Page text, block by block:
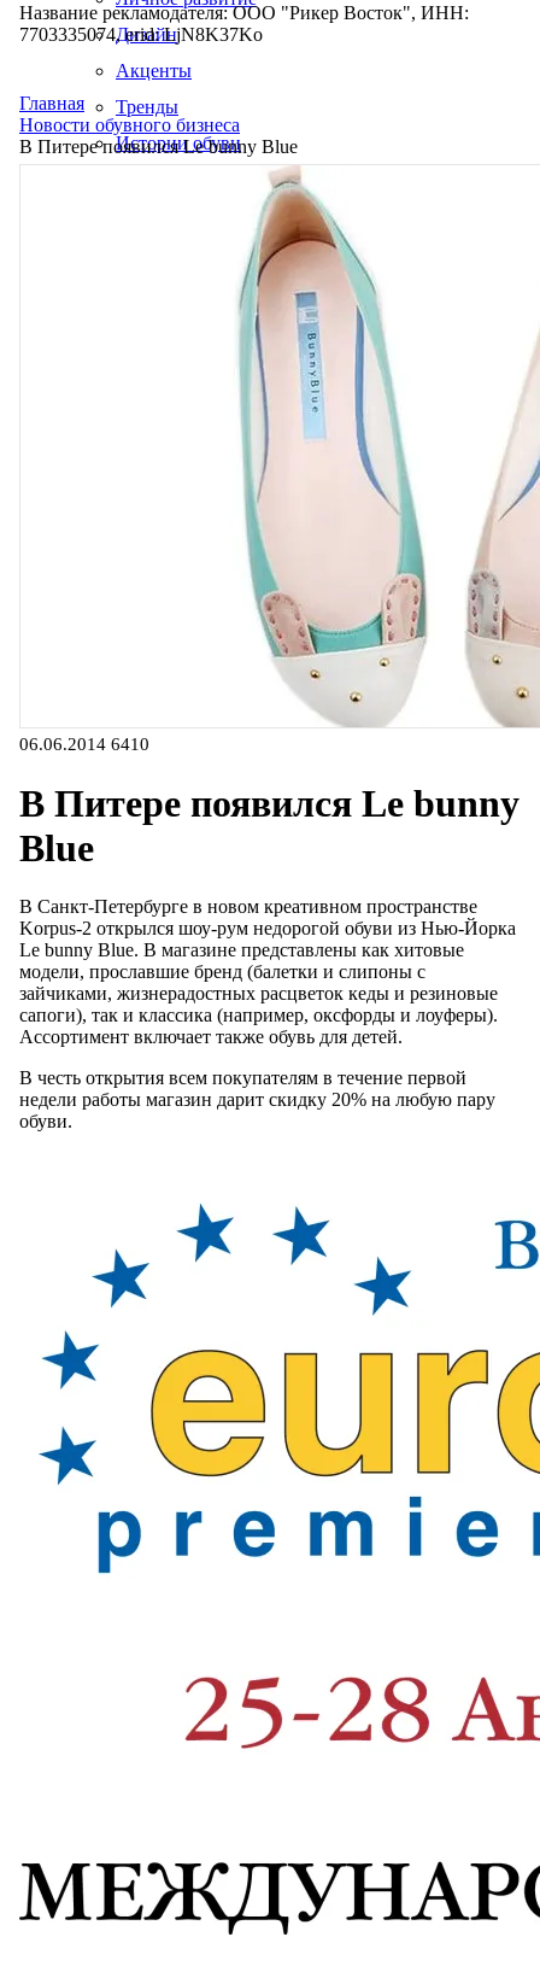
Дизайн
Акценты
Тренды
Истории обуви
Название рекламодателя: ООО "Рикер Восток", ИНН:
7703335074, erid: LjN8K37Ko
Главная
Новости обувного бизнеса
В Питере появился Le bunny Blue
06.06.2014 6410
В Питере появился Le bunny
Blue
В Санкт-Петербурге в новом креативном пространстве
Korpus-2 открылся шоу-рум недорогой обуви из Нью-Йорка
Le bunny Blue. В магазине представлены как хитовые
модели, прославшие бренд (балетки и слипоны с
зайчиками, жизнерадостных расцветок кеды и резиновые
сапоги), так и классика (например, оксфорды и лоуферы).
Ассортимент включает также обувь для детей.
В честь открытия всем покупателям в течение первой
недели работы магазин дарит скидку 20% на любую пару
обуви.